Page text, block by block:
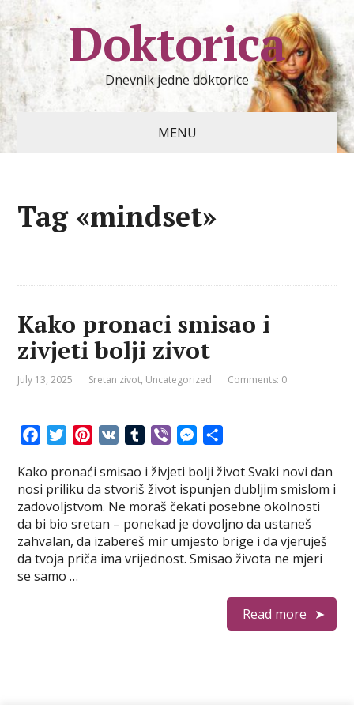
Doktorica
Dnevnik jedne doktorice
MENU
Tag «mindset»
Kako pronaci smisao i
zivjeti bolji zivot
July 13, 2025 Sretan zivot, Uncategorized Comments: 0
c
e
b
o
o
k
T
i
t
t
e
r
n
t
e
r
e
m
b
l
r
b
e
r
M
s
s
e
n
g
a
r
e
Kako pronaći smisao i živjeti bolji život Svaki novi dan
nosi priliku da stvoriš život ispunjen dubljim smislom i
zadovoljstvom. Ne moraš čekati posebne okolnosti
da bi bio sretan – ponekad je dovoljno da ustaneš
zahvalan, da izabereš mir umjesto brige i da vjeruješ
da tvoja priča ima vrijednost. Smisao života ne mjeri
se samo …
Read more